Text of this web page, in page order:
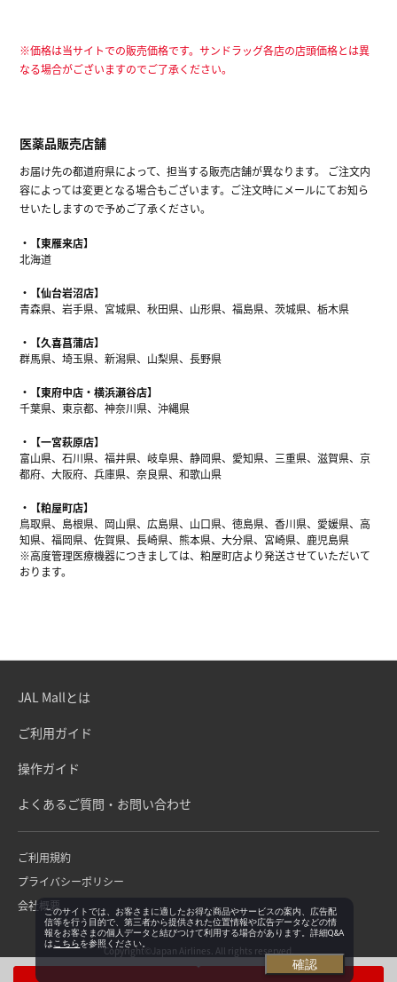
※価格は当サイトでの販売価格です。サンドラッグ各店の店頭価格とは異
なる場合がございますのでご了承ください。
医薬品販売店舗
お届け先の都道府県によって、担当する販売店舗が異なります。 ご注文内
容によっては変更となる場合もございます。ご注文時にメールにてお知ら
せいたしますので予めご了承ください。
【東雁来店】
北海道
【仙台岩沼店】
青森県、岩手県、宮城県、秋田県、山形県、福島県、茨城県、栃木県
【久喜菖蒲店】
群馬県、埼玉県、新潟県、山梨県、長野県
【東府中店・横浜瀬谷店】
千葉県、東京都、神奈川県、沖縄県
【一宮萩原店】
富山県、石川県、福井県、岐阜県、静岡県、愛知県、三重県、滋賀県、京
都府、大阪府、兵庫県、奈良県、和歌山県
【粕屋町店】
鳥取県、島根県、岡山県、広島県、山口県、徳島県、香川県、愛媛県、高
知県、福岡県、佐賀県、長崎県、熊本県、大分県、宮崎県、鹿児島県
※高度管理医療機器につきましては、粕屋町店より発送させていただいて
おります。
JAL Mallとは
ご利用ガイド
操作ガイド
よくあるご質問・お問い合わせ
ご利用規約
プライバシーポリシー
会社概要
Copyright©Japan Airlines. All rights reserved.
このサイトでは、お客さまに適したお得な商品やサービスの案内、広告配
信等を行う目的で、第三者から提供された位置情報や広告データなどの情
報をお客さまの個人データと結びつけて利用する場合があります。詳細Q&A
は こちらを参照ください。
確認